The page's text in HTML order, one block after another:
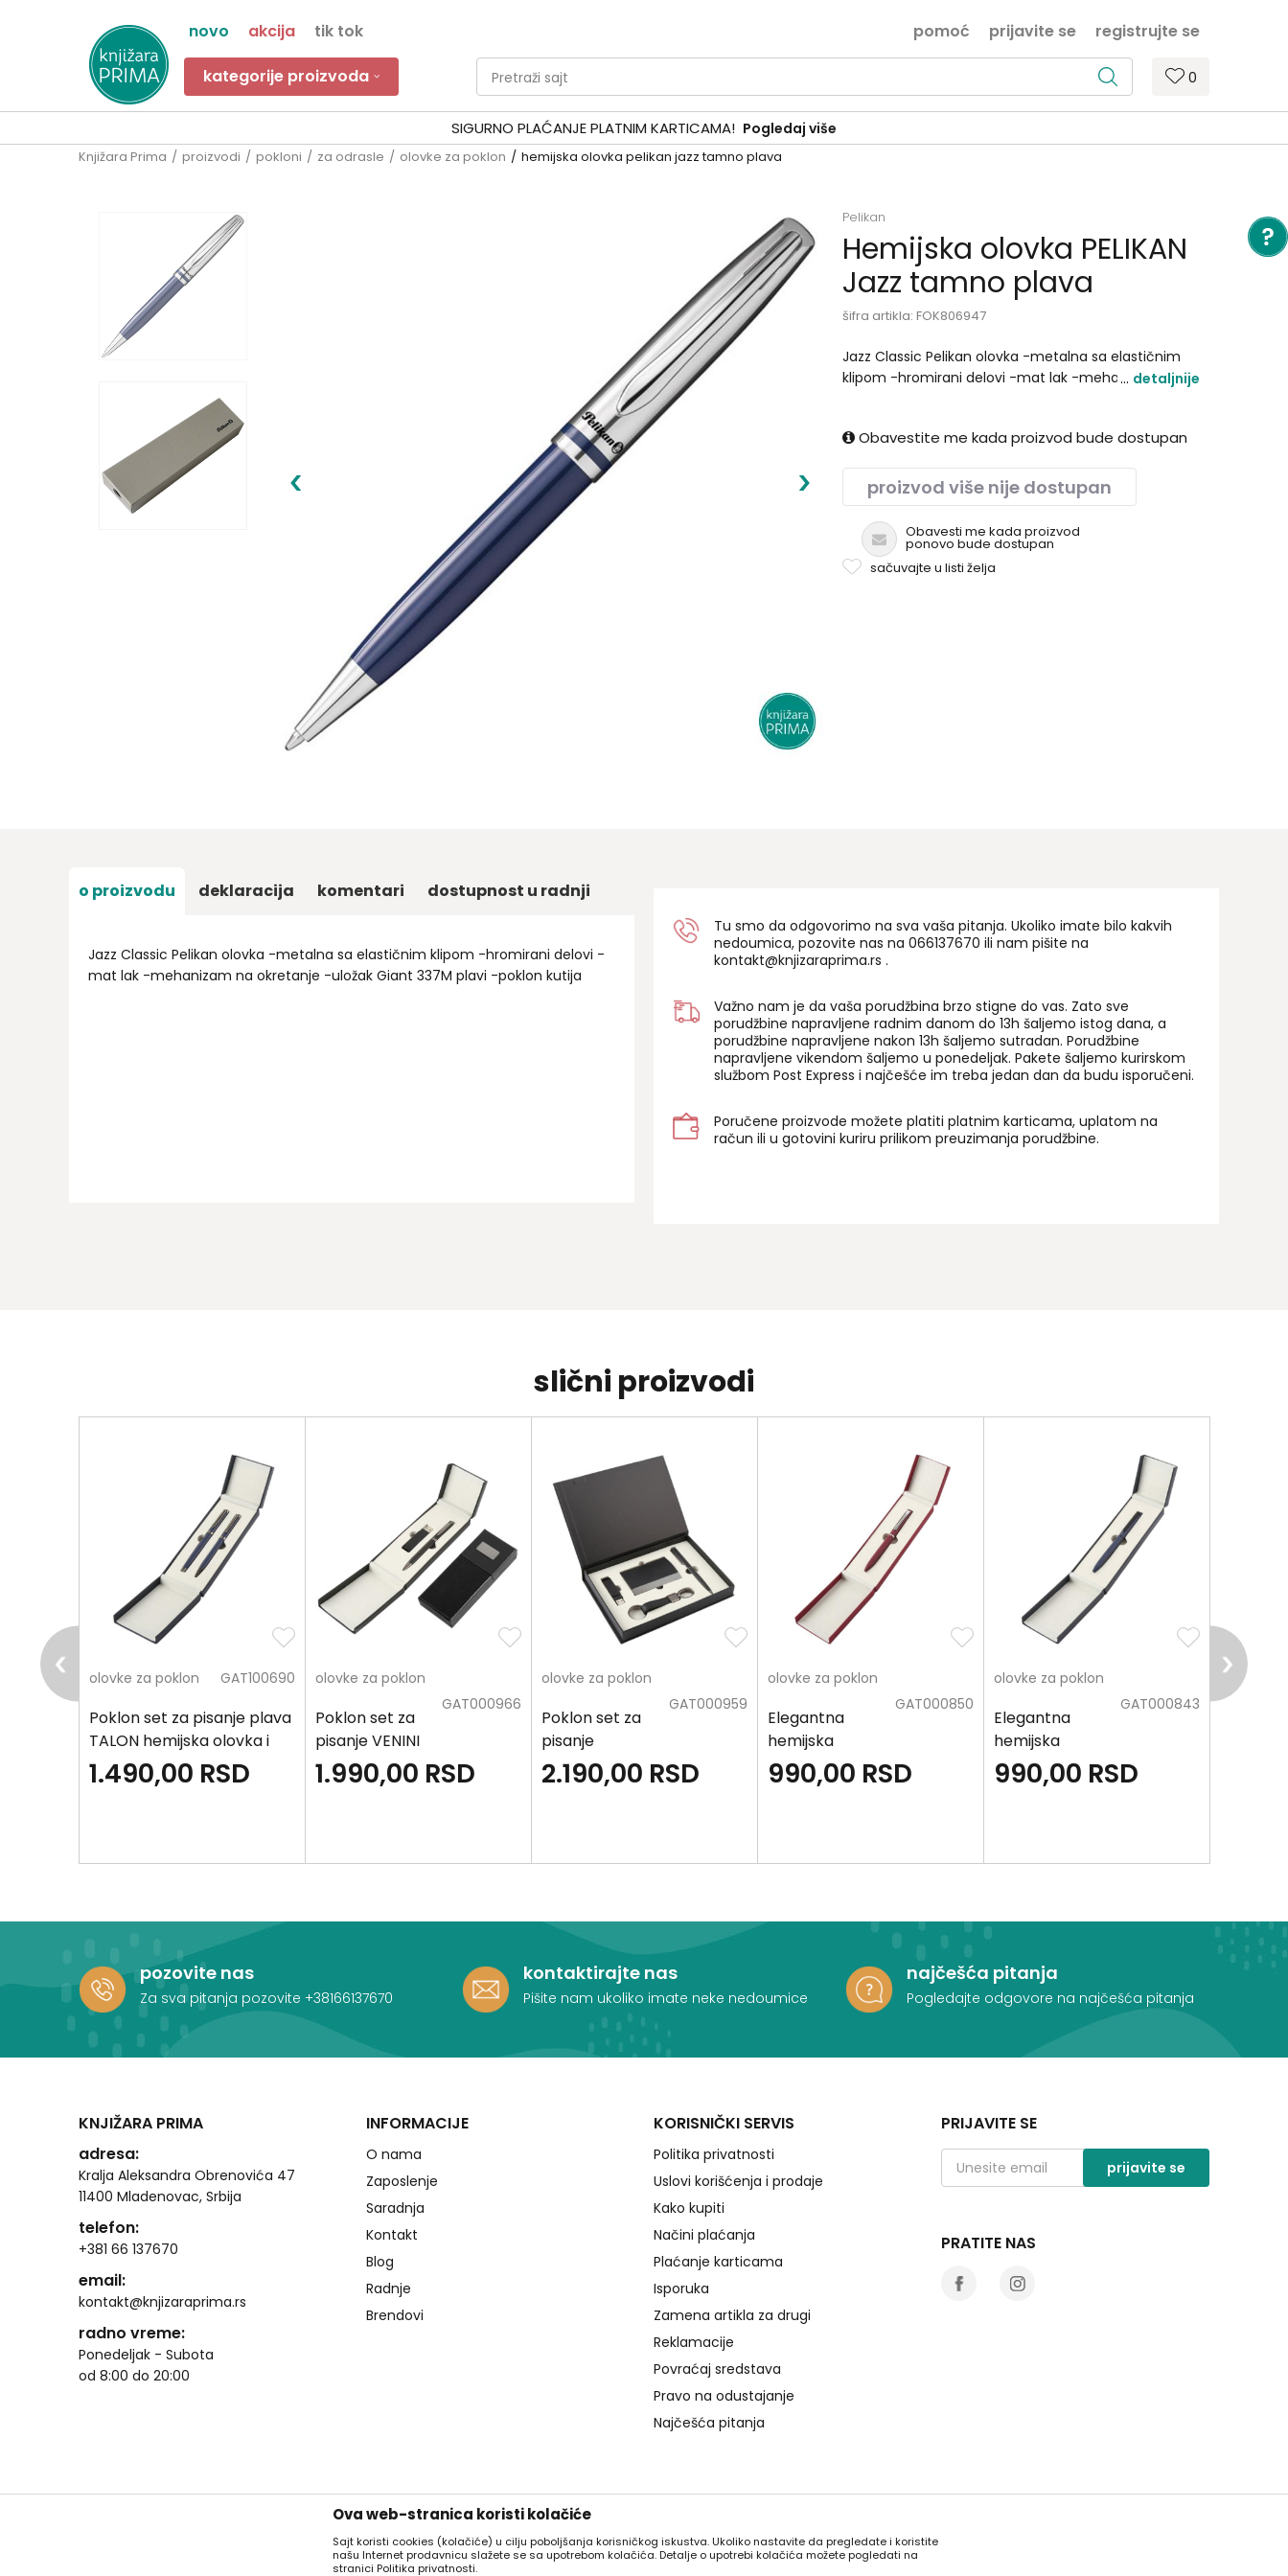
novo akcija tik tok prijavite se registrujte se
pomoć
kategorije proizvoda 0
Pretraži sajt
SIGURNO PLAĆANJE PLATNIM KARTICAMA! Pogledaj više
Knjižara Prima proizvodi pokloni za odrasle olovke za poklon hemijska olovka pelikan jazz tamno plava
Pelikan
Hemijska olovka PELIKAN
Jazz tamno plava
šifra artikla: FOK806947
Jazz Classic Pelikan olovka -metalna sa elastičnim
klipom -hromirani delovi -mat lak -mehanizam na
detaljnije
Obavestite me kada proizvod bude dostupan
proizvod više nije dostupan
Obavesti me kada proizvod
ponovo bude dostupan
sačuvajte u listi želja
o proizvodu deklaracija komentari dostupnost u radnji
Jazz Classic Pelikan olovka -metalna sa elastičnim klipom -hromirani delovi -
mat lak -mehanizam na okretanje -uložak Giant 337M plavi -poklon kutija
Tu smo da odgovorimo na sva vaša pitanja. Ukoliko imate bilo kakvih
nedoumica, pozovite nas na 066137670 ili nam pišite na
kontakt@knjizaraprima.rs .
Važno nam je da vaša porudžbina brzo stigne do vas. Zato sve
porudžbine napravljene radnim danom do 13h šaljemo istog dana, a
porudžbine napravljene nakon 13h šaljemo sutradan. Porudžbine
napravljene vikendom šaljemo u ponedeljak. Pakete šaljemo kurirskom
službom Post Express i najčešće im treba jedan dan da budu isporučeni.
Poručene proizvode možete platiti platnim karticama, uplatom na
račun ili u gotovini kuriru prilikom preuzimanja porudžbine.
slični proizvodi
olovke za poklon GAT100690
Poklon set za pisanje plava
TALON hemijska olovka i
roler
1.490,00 RSD
olovke za poklon
GAT000966
Poklon set za
pisanje VENINI
hemijska
olovka i flash
1.990,00 RSD
olovke za poklon
GAT000959
Poklon set za
pisanje
KIMANO
hemijska
2.190,00 RSD
olovke za poklon
GAT000850
Elegantna
hemijska
olovka crvena
NANO
990,00 RSD
olovke za poklon
GAT000843
Elegantna
hemijska
olovka plava
NANO
990,00 RSD
olovke za
pozovite nas
Za sva pitanja pozovite +38166137670
kontaktirajte nas
Pišite nam ukoliko imate neke nedoumice
najčešća pitanja
Pogledajte odgovore na najčešća pitanja
KNJIŽARA PRIMA
adresa:
Kralja Aleksandra Obrenovića 47
11400 Mladenovac, Srbija
telefon:
+381 66 137670
email:
kontakt@knjizaraprima.rs
radno vreme:
Ponedeljak - Subota
od 8:00 do 20:00
INFORMACIJE
O nama
Zaposlenje
Saradnja
Kontakt
Blog
Radnje
Brendovi
KORISNIČKI SERVIS
Politika privatnosti
Uslovi korišćenja i prodaje
Kako kupiti
Načini plaćanja
Plaćanje karticama
Isporuka
Zamena artikla za drugi
Reklamacije
Povraćaj sredstava
Pravo na odustajanje
Najčešća pitanja
PRIJAVITE SE
prijavite se
PRATITE NAS
Ova web-stranica koristi kolačiće
Sajt koristi cookies (kolačiće) u cilju poboljšanja korisničkog iskustva. Ukoliko nastavite da pregledate i koristite
našu Internet prodavnicu slažete se sa upotrebom kolačića. Detalje o upotrebi kolačića možete pogledati na
stranici Politika privatnosti.